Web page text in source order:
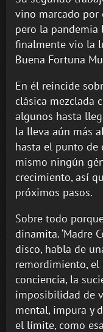
vino marcado por
pero la pandemia
finalmente vio la
Buena Fortuna
En él reincide
clásica mezclada
algunos hasta
la lleva aún más
hasta el punto de
mismo ningún
crecimiento, así
próximos pasos.
Sobre todo
dinamita. ‘Madre
disco, habla de
remordimiento,
conciencia, la
imposibilidad de
mental, impura y
el límite, como